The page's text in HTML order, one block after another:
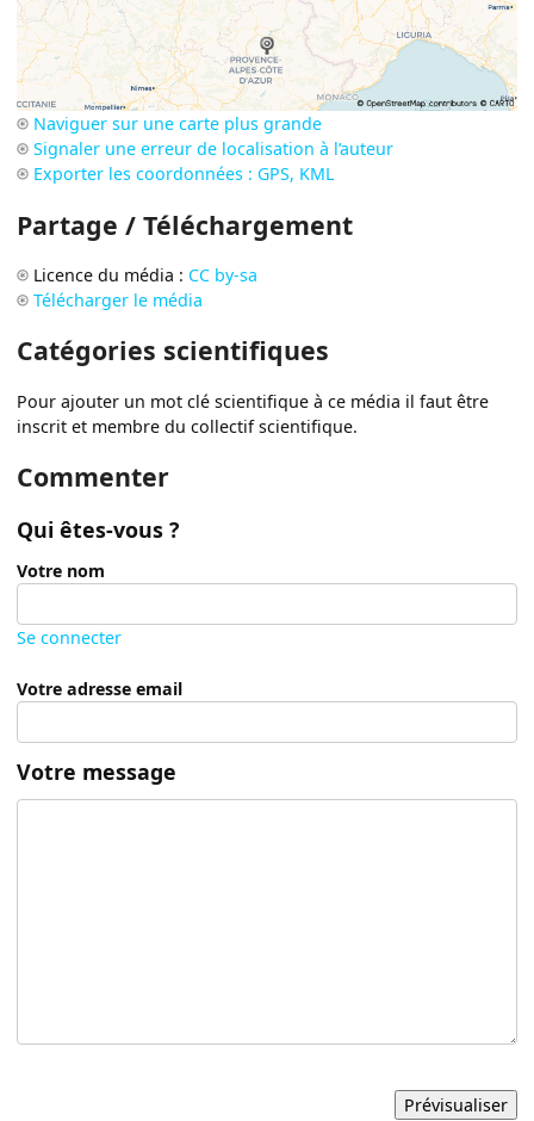
Naviguer sur une carte plus grande
Signaler une erreur de localisation à l’auteur
Exporter les coordonnées : GPS, KML
Partage / Téléchargement
Licence du média : CC by-sa
Télécharger le média
Catégories scientifiques
Pour ajouter un mot clé scientifique à ce média il faut être
inscrit et membre du collectif scientifique.
Commenter
Qui êtes-vous ?
Votre nom
Se connecter
Votre adresse email
Votre message